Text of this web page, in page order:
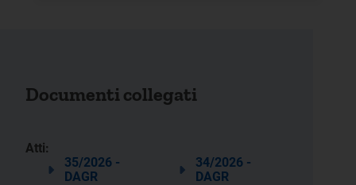
Documenti collegati
Atti:
35/2026 -
DAGR
34/2026 -
DAGR